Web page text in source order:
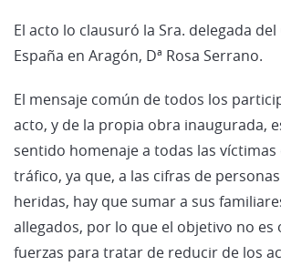
El acto lo clausuró la Sra. delegada
España en Aragón, Dª Rosa Serrano.
El mensaje común de todos los
acto, y de la propia obra inaugurada,
sentido homenaje a todas las
tráfico, ya que, a las cifras de
heridas, hay que sumar a sus
allegados, por lo que el objetivo no
fuerzas para tratar de reducir de los